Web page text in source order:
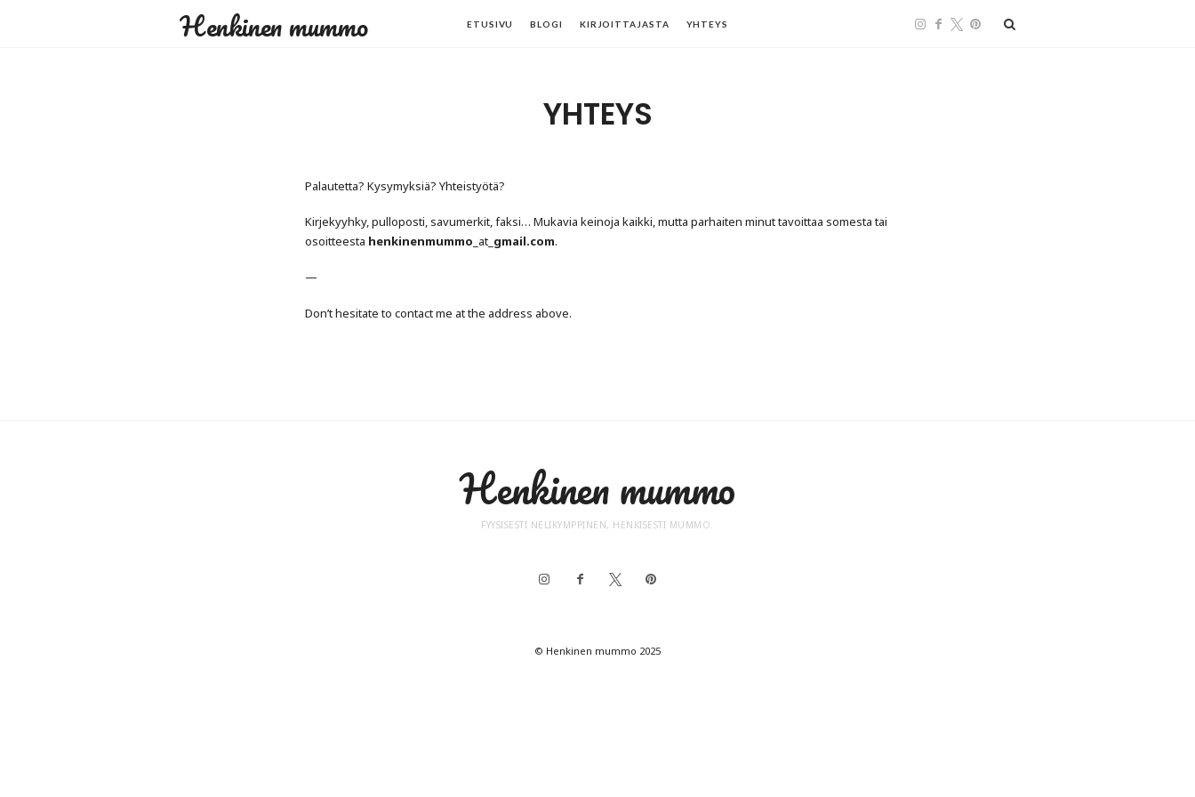
Henkinen mummo ETUSIVU BLOGI KIRJOITTAJASTA YHTEYS
YHTEYS
Palautetta? Kysymyksiä? Yhteistyötä?
Kirjekyyhky, pulloposti, savumerkit, faksi… Mukavia keinoja kaikki, mutta parhaiten minut tavoittaa somesta tai
osoitteesta henkinenmummo _at_ gmail.com.
—
Don’t hesitate to contact me at the address above.
Henkinen mummo
FYYSISESTI NELIKYMPPINEN, HENKISESTI MUMMO.
© Henkinen mummo 2025